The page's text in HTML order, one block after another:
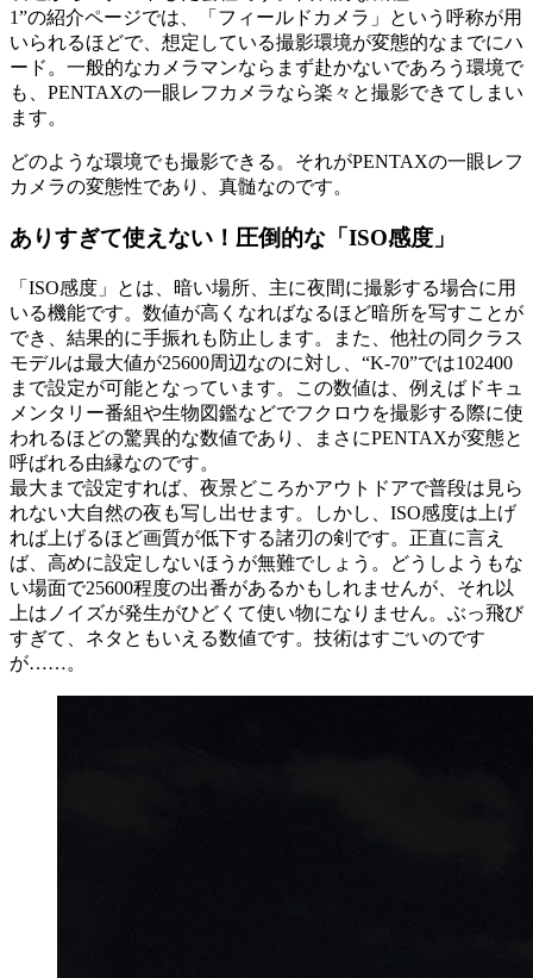
1”の紹介ページでは、「フィールドカメラ」という呼称が用
いられるほどで、想定している撮影環境が変態的なまでにハ
ード。一般的なカメラマンならまず赴かないであろう環境で
も、PENTAXの一眼レフカメラなら楽々と撮影できてしまい
ます。
どのような環境でも撮影できる。それがPENTAXの一眼レフ
カメラの変態性であり、真髄なのです。
ありすぎて使えない！圧倒的な「ISO感度」
「ISO感度」とは、暗い場所、主に夜間に撮影する場合に用
いる機能です。数値が高くなればなるほど暗所を写すことが
でき、結果的に手振れも防止します。また、他社の同クラス
モデルは最大値が25600周辺なのに対し、“K-70”では102400
まで設定が可能となっています。この数値は、例えばドキュ
メンタリー番組や生物図鑑などでフクロウを撮影する際に使
われるほどの驚異的な数値であり、まさにPENTAXが変態と
呼ばれる由縁なのです。
最大まで設定すれば、夜景どころかアウトドアで普段は見ら
れない大自然の夜も写し出せます。しかし、ISO感度は上げ
れば上げるほど画質が低下する諸刃の剣です。正直に言え
ば、高めに設定しないほうが無難でしょう。どうしようもな
い場面で25600程度の出番があるかもしれませんが、それ以
上はノイズが発生がひどくて使い物になりません。ぶっ飛び
すぎて、ネタともいえる数値です。技術はすごいのです
が……。